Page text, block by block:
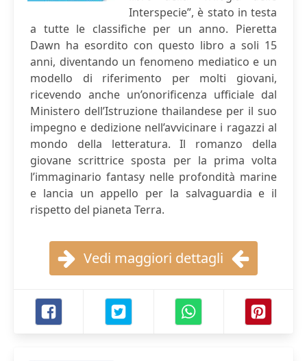
Interspecie”, è stato in testa
a tutte le classifiche per un anno. Pieretta
Dawn ha esordito con questo libro a soli 15
anni, diventando un fenomeno mediatico e un
modello di riferimento per molti giovani,
ricevendo anche un’onorificenza ufficiale dal
Ministero dell’Istruzione thailandese per il suo
impegno e dedizione nell’avvicinare i ragazzi al
mondo della letteratura. Il romanzo della
giovane scrittrice sposta per la prima volta
l’immaginario fantasy nelle profondità marine
e lancia un appello per la salvaguardia e il
rispetto del pianeta Terra.
Vedi maggiori dettagli